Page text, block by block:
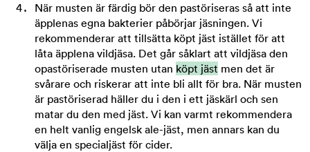
När musten är färdig bör den pastöriseras så att inte
äpplenas egna bakterier påbörjar jäsningen. Vi
rekommenderar att tillsätta köpt jäst istället för att
låta äpplena vildjäsa. Det går såklart att vildjäsa den
opastöriserade musten utan köpt jäst men det är
svårare och riskerar att inte bli allt för bra. När musten
är pastöriserad häller du i den i ett jäskärl och sen
matar du den med jäst. Vi kan varmt rekommendera
en helt vanlig engelsk ale-jäst, men annars kan du
välja en specialjäst för cider.